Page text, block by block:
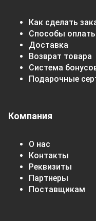
Как сделать
Способы
Доставка
Возврат товара
Система
Подарочные
Компания
О нас
Контакты
Реквизиты
Партнеры
Поставщикам